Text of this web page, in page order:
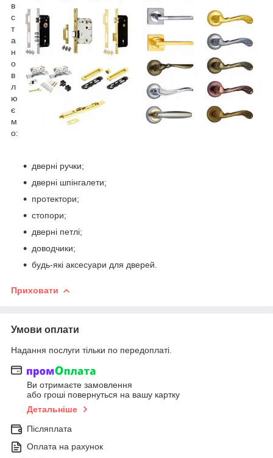
в
с
т
а
н
о
в
л
ю
є
м
о:
дверні ручки;
дверні шпінгалети;
протектори;
стопори;
дверні петлі;
доводчики;
будь-які аксесуари для дверей.
Приховати
Умови оплати
Надання послуги тільки по передоплаті.
Ви отримаєте замовлення
або гроші повернуться на вашу картку
Детальніше
Післяплата
Оплата на рахунок